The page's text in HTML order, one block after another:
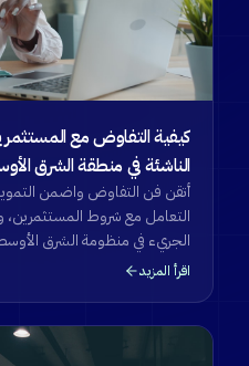
كيفية التفاوض مع
الناشئة في منطقة الشرق
أتقن فن التفاوض واضمن
التعامل مع شروط المستثمرين،
الجريء في منظومة الشرق
اقرأ المزيد